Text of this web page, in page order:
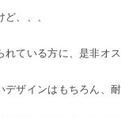
、、、
ている方に、是非オ
デザインはもちろん、